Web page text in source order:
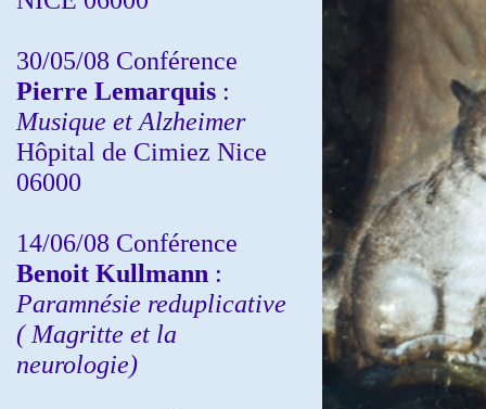
30/05/08 Conférence
Pierre Lemarquis :
Musique et Alzheimer
Hôpital de Cimiez Nice
06000
14/06/08 Conférence
Benoit Kullmann :
Paramnésie reduplicative
( Magritte et la
neurologie)